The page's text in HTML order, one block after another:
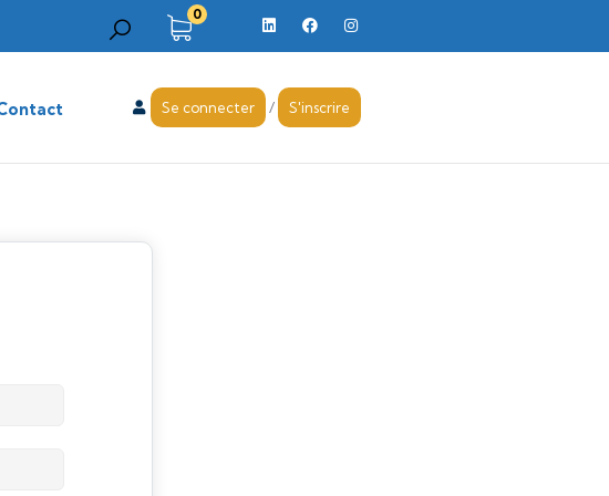
0
Se connecter / S'inscrire